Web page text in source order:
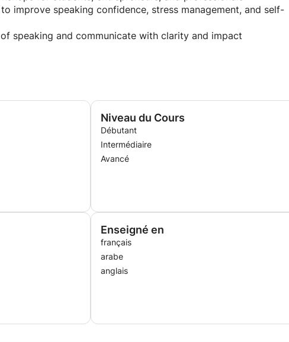
improve speaking confidence, stress management, and self-
speaking and communicate with clarity and impact
and oral expression
fluency, and natural communication
you feel confident speaking it in real life.
Niveau du Cours
Débutant
Intermédiaire
Avancé
Enseigné en
français
arabe
anglais